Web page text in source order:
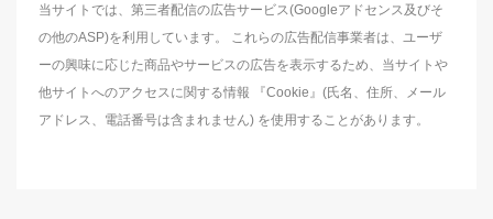
当サイトでは、第三者配信の広告サービス(Googleアドセンス及びそ
の他のASP)を利用しています。 これらの広告配信事業者は、ユーザ
ーの興味に応じた商品やサービスの広告を表示するため、当サイトや
他サイトへのアクセスに関する情報 『Cookie』(氏名、住所、メール
アドレス、電話番号は含まれません) を使用することがあります。